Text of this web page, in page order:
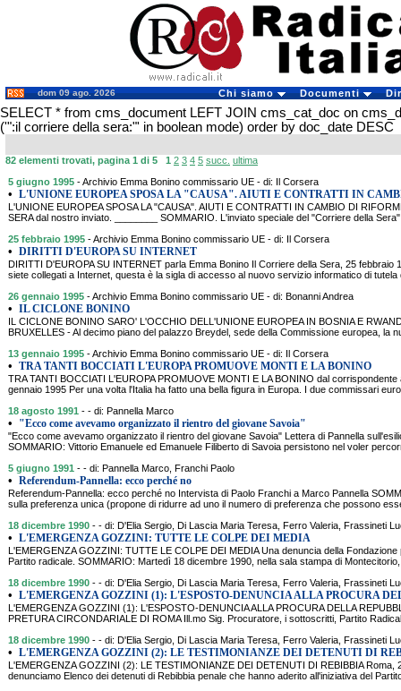
dom 09 ago. 2026 Chi siamo Documenti
SELECT * from cms_document LEFT JOIN cms_cat_doc on
('":il corriere della sera:"' in boolean mode) order by doc_date DESC
82 elementi trovati, pagina 1 di 5 1 2 3 4 5 succ. ultima
5 giugno 1995 - Archivio Emma Bonino commissario UE - di: Il Corsera
• L'UNIONE EUROPEA SPOSA LA "CAUSA". AIUTI E CONTRATTI IN
L'UNIONE EUROPEA SPOSA LA "CAUSA". AIUTI E CONTRATTI IN CAMBIO DI
SERA dal nostro inviato. ________ SOMMARIO. L'inviato speciale del "Corriere della
25 febbraio 1995 - Archivio Emma Bonino commissario UE - di: Il Corsera
• DIRITTI D'EUROPA SU INTERNET
DIRITTI D'EUROPA SU INTERNET parla Emma Bonino Il Corriere della Sera, 25 febbraio
siete collegati a Internet, questa è la sigla di accesso al nuovo servizio informatico di
26 gennaio 1995 - Archivio Emma Bonino commissario UE - di: Bonanni Andrea
• IL CICLONE BONINO
IL CICLONE BONINO SARO' L'OCCHIO DELL'UNIONE EUROPEA IN BOSNIA E
BRUXELLES - Al decimo piano del palazzo Breydel, sede della Commissione europea, la
13 gennaio 1995 - Archivio Emma Bonino commissario UE - di: Il Corsera
• TRA TANTI BOCCIATI L'EUROPA PROMUOVE MONTI E LA BONINO
TRA TANTI BOCCIATI L'EUROPA PROMUOVE MONTI E LA BONINO dal
gennaio 1995 Per una volta l'Italia ha fatto una bella figura in Europa. I due commissari
18 agosto 1991 - - di: Pannella Marco
• "Ecco come avevamo organizzato il rientro del giovane Savoia"
"Ecco come avevamo organizzato il rientro del giovane Savoia" Lettera di Pannella
SOMMARIO: Vittorio Emanuele ed Emanuele Filiberto di Savoia persistono nel voler
5 giugno 1991 - - di: Pannella Marco, Franchi Paolo
• Referendum-Pannella: ecco perché no
Referendum-Pannella: ecco perché no Intervista di Paolo Franchi a Marco Pannella
sulla preferenza unica (propone di ridurre ad uno il numero di preferenza che possono
18 dicembre 1990 - - di: D'Elia Sergio, Di Lascia Maria Teresa, Ferro Valeria, Frassineti
• L'EMERGENZA GOZZINI: TUTTE LE COLPE DEI MEDIA
L'EMERGENZA GOZZINI: TUTTE LE COLPE DEI MEDIA Una denuncia della
Partito radicale. SOMMARIO: Martedì 18 dicembre 1990, nella sala stampa di
18 dicembre 1990 - - di: D'Elia Sergio, Di Lascia Maria Teresa, Ferro Valeria, Frassineti
• L'EMERGENZA GOZZINI (1): L'ESPOSTO-DENUNCIA ALLA PROCURA
L'EMERGENZA GOZZINI (1): L'ESPOSTO-DENUNCIA ALLA PROCURA DELLA
PRETURA CIRCONDARIALE DI ROMA Ill.mo Sig. Procuratore, i sottoscritti, Partito
18 dicembre 1990 - - di: D'Elia Sergio, Di Lascia Maria Teresa, Ferro Valeria, Frassineti
• L'EMERGENZA GOZZINI (2): LE TESTIMONIANZE DEI DETENUTI DI
L'EMERGENZA GOZZINI (2): LE TESTIMONIANZE DEI DETENUTI DI REBIBBIA Roma,
denunciamo Elenco dei detenuti di Rebibbia penale che hanno aderito all'iniziativa del